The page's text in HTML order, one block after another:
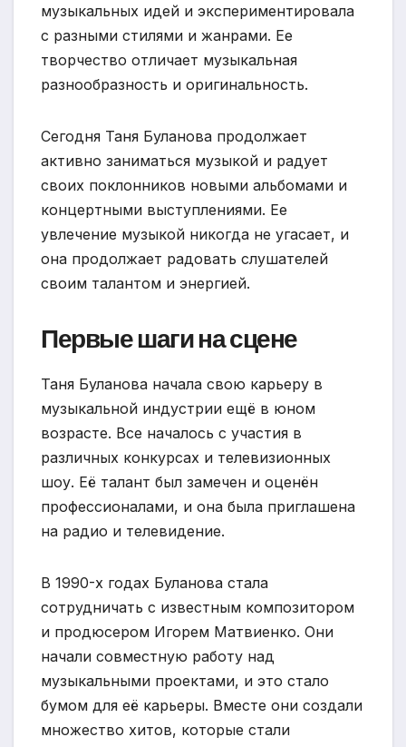
музыкальных идей и экспериментировала
с разными стилями и жанрами. Ее
творчество отличает музыкальная
разнообразность и оригинальность.
Сегодня Таня Буланова продолжает
активно заниматься музыкой и радует
своих поклонников новыми альбомами и
концертными выступлениями. Ее
увлечение музыкой никогда не угасает, и
она продолжает радовать слушателей
своим талантом и энергией.
Первые шаги на сцене
Таня Буланова начала свою карьеру в
музыкальной индустрии ещё в юном
возрасте. Все началось с участия в
различных конкурсах и телевизионных
шоу. Её талант был замечен и оценён
профессионалами, и она была приглашена
на радио и телевидение.
В 1990-х годах Буланова стала
сотрудничать с известным композитором
и продюсером Игорем Матвиенко. Они
начали совместную работу над
музыкальными проектами, и это стало
бумом для её карьеры. Вместе они создали
множество хитов, которые стали